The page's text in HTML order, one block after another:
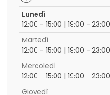
Lunedì
12:00 - 15:00 | 19:00 - 23:00
Martedì
12:00 - 15:00 | 19:00 - 23:00
Mercoledì
12:00 - 15:00 | 19:00 - 23:00
Giovedì